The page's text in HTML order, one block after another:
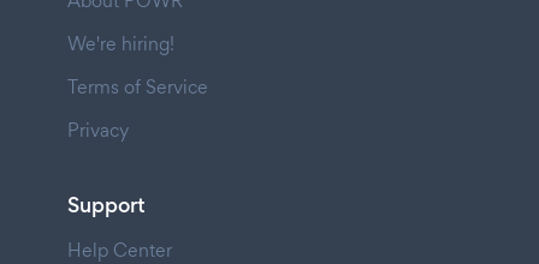
We're hiring!
Terms of Service
Privacy
Support
Help Center